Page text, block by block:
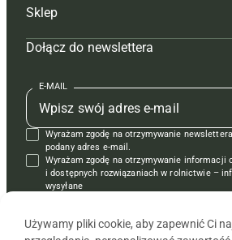
Tagi
Mapa serwisu
Kontakt
Regulamin
Polityka prywatności
Hoduj z głową świnie
Prenumerata
Redakcja
Kontakt
Reklama
Redakcja
Prenumerata
Reklama
Kontakt
Krzyżówki
Sklep
Czasopisma i prenumerata
Książki
Regulamin
Dołącz do newslettera
E-MAIL
Wyrażam zgodę na otrzymywanie
podany adres e-mail.
Wyrażam zgodę na otrzymywanie informacji
i dostępnych rozwiązaniach w rolnictwie –
wysyłane
Używamy pliki cookie, aby zapewnić Ci